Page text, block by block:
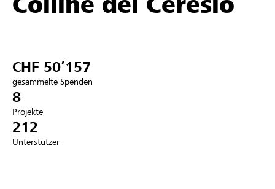
Hilfe & Support
Anmelden
CHF 50’157
gesammelte Spenden
8
Projekte
212
Unterstützer